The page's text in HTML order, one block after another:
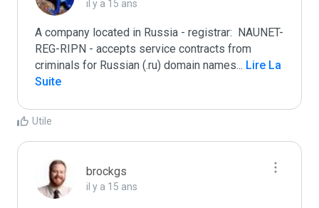
il y a 15 ans
A company located in Russia - registrar:  NAUNET-
REG-RIPN - accepts service contracts from
criminals for Russian (.ru) domain names... Lire La
Suite
Utile
brockgs
il y a 15 ans